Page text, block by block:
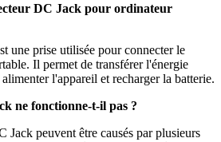
DC Jack pour ordinateur
une prise utilisée pour connecter le
Il permet de transférer l'énergie
l'appareil et recharger la batterie.
ne fonctionne-t-il pas ?
Jack peuvent être causés par plusieurs